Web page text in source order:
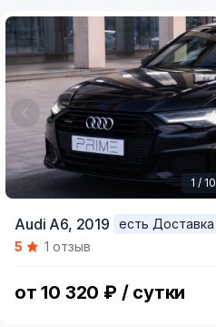
of
1 / 10
Audi A6, 2019
есть Доставка
5
1 отзыв
от 10 320 ₽ / сутки